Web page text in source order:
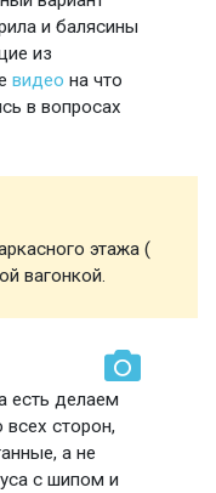
и балясины
из
видео на что
в вопросах
этажа (
вагонкой.
есть делаем
всех сторон,
а не
с шипом и